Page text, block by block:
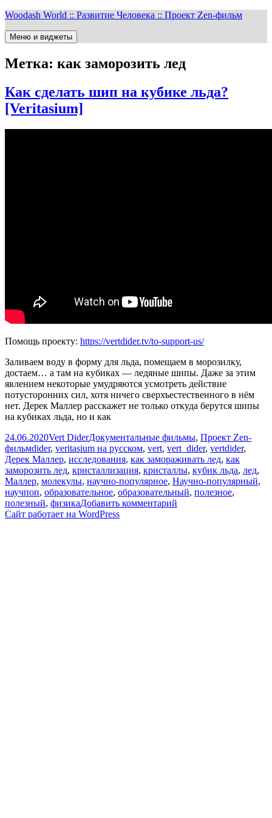
Перейти
содержимому
Woodash World :: Развитие Человека :: Проект Zen-фильм
Меню и виджеты
Метка: как заморозить лед
Как сделать шип на кубике льда?
[Veritasium]
Помощь проекту: https://vertdider.tv/to-support-us/
Заливаем воду в форму для льда, помещаем в морозилку,
достаем… а там на кубиках — ледяные шипы. Даже за этим
явлением некоторые умудряются усмотреть действие
потусторонних сил, хотя ничего сверхъестественного в нём
нет. Дерек Маллер расскажет не только откуда берутся шипы
на кубиках льда, но и как
Опубликовано
24.06.2020Автор
Vert DiderРубрики
Документальные фильмы, Проект Zen-
фильмМетки
dider, veritasium на русском, vert, vert_dider, vertdider,
Дерек Маллер, исследования, как замораживать лед, как
заморозить лед, кристаллизация, кристаллы, кубик льда, лед,
Маллер, молекулы, научно-популярное, Научно-популярный,
научпоп, образовательное, образовательный, полезное,
полезный, физикаДобавить комментарий
Сайт работает на WordPress